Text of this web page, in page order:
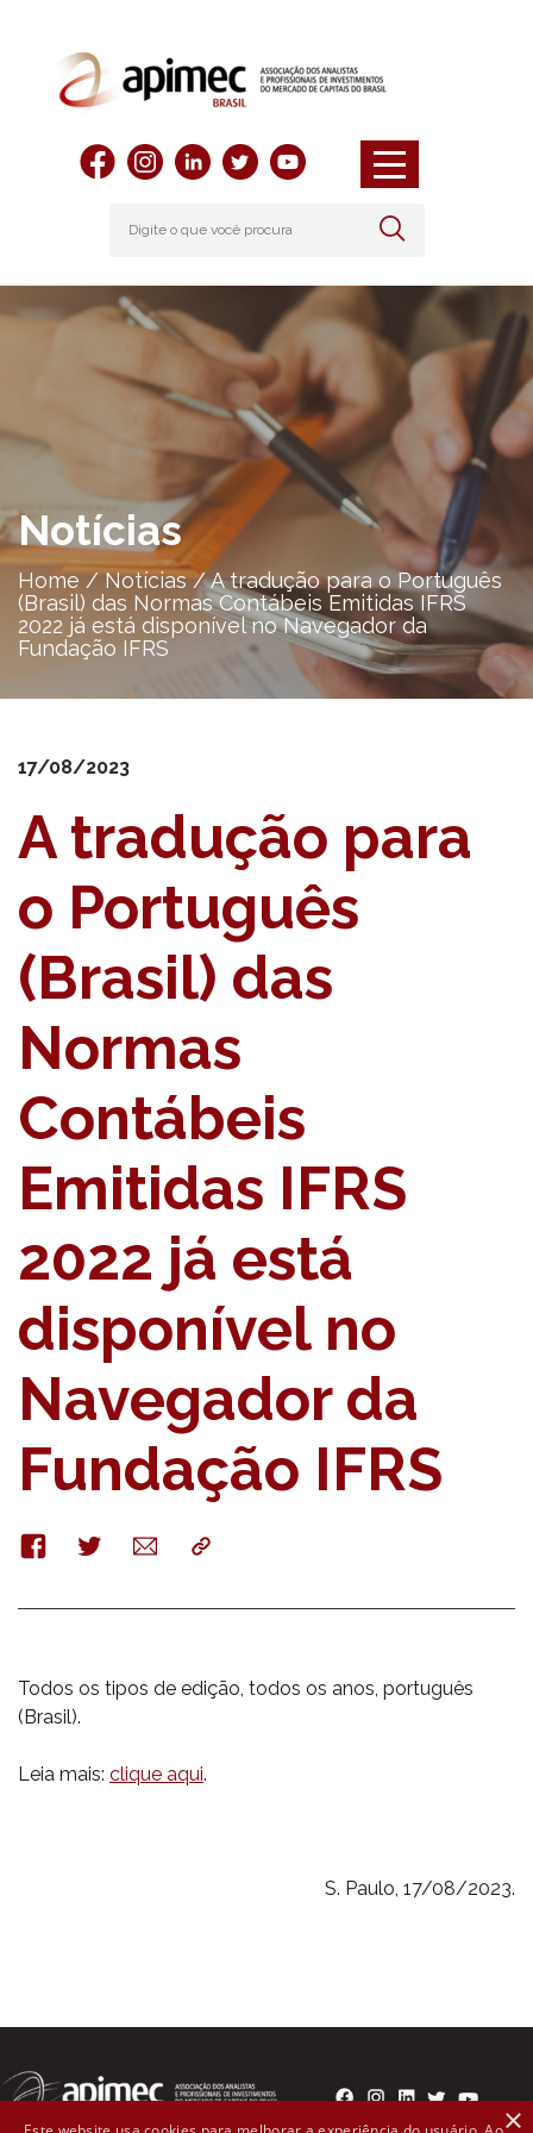
Notícias
Home/Notícias/A tradução para o Português
(Brasil) das Normas Contábeis Emitidas IFRS
2022 já está disponível no Navegador da
Fundação IFRS
17/08/2023
A tradução para
o Português
(Brasil) das
Normas
Contábeis
Emitidas IFRS
2022 já está
disponível no
Navegador da
Fundação IFRS
FacebookTwitterE-
mail
Copy
Todos os tipos de edição, todos os anos, português
(Brasil).
Leia mais: clique aqui.
S. Paulo, 17/08/2023.
×